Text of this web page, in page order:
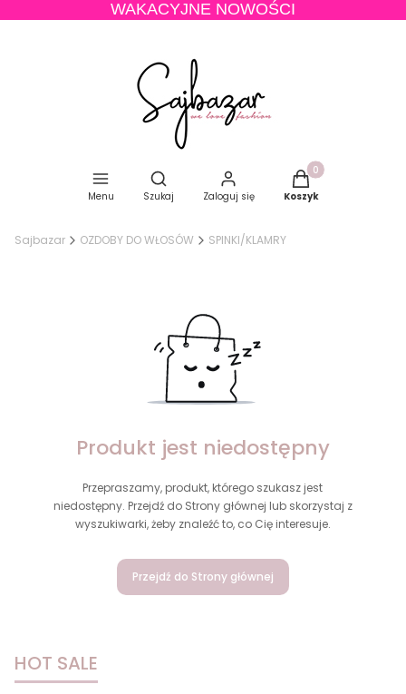
WAKACYJNE NOWOŚCI
Menu
Otwórz wyszukiwarkę
Szukaj Zaloguj się
Produkty w
Koszyk
Sajbazar OZDOBY DO WŁOSÓW SPINKI/KLAMRY
Produkt jest niedostępny
Przepraszamy, produkt, którego szukasz jest
niedostępny. Przejdź do Strony głównej lub skorzystaj z
wyszukiwarki, żeby znaleźć to, co Cię interesuje.
Przejdź do Strony głównej
HOT SALE